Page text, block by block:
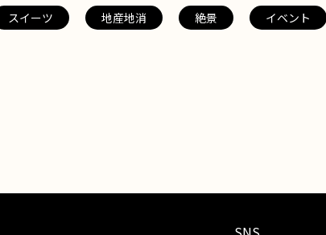
スイーツ 地産地消 絶景 イベント